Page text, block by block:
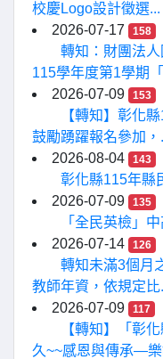
校慶Logo設計徵選...
2026-07-17
158
轉知：財團法
115學年度第1學期
2026-07-09
153
【轉知】彰化
鼓勵踴躍報名參加，
2026-08-04
143
彰化縣115年縣
2026-07-09
135
「全民英檢」
2026-07-14
126
轉知未滿3個月
教師年資，依規定比
2026-07-09
117
【轉知】「彰
久~~感恩與傳承—樂